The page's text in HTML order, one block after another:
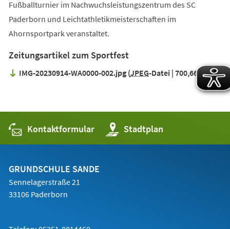
Fußballturnier im Nachwuchsleistungszentrum des SC
Paderborn und Leichtathletikmeisterschaften im
Ahornsportpark veranstaltet.
Zeitungsartikel zum Sportfest
IMG-20230914-WA0000-002.jpg JPEG-Datei 700,66 kB
Kontaktformular Stadtplan
(Öffnet
in
einem
GRUNDSCHULE SANDE
Sennelagerstraße 21
33106 Paderborn